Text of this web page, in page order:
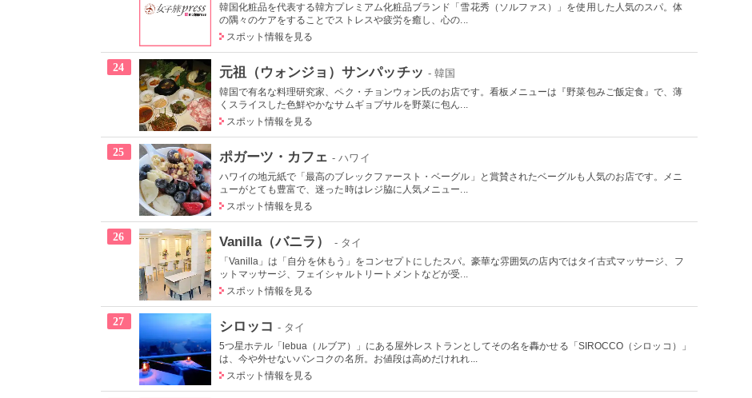
韓国化粧品を代表する韓方プレミアム化粧品ブランド「雪花秀（ソルファス）」を使用した人気のスパ。体
の隅々のケアをすることでストレスや疲労を癒し、心の...
スポット情報を見る
24 元祖（ウォンジョ）サンパッチッ - 韓国
韓国で有名な料理研究家、ペク・チョンウォン氏のお店です。看板メニューは『野菜包みご飯定食』で、薄
くスライスした色鮮やかなサムギョプサルを野菜に包ん...
スポット情報を見る
25 ポガーツ・カフェ - ハワイ
ハワイの地元紙で「最高のブレックファースト・ベーグル」と賞賛されたベーグルも人気のお店です。メニ
ューがとても豊富で、迷った時はレジ脇に人気メニュー...
スポット情報を見る
26 Vanilla（バニラ） - タイ
「Vanilla」は「自分を休もう」をコンセプトにしたスパ。豪華な雰囲気の店内ではタイ古式マッサージ、フ
ットマッサージ、フェイシャルトリートメントなどが受...
スポット情報を見る
27 シロッコ - タイ
5つ星ホテル「lebua（ルブア）」にある屋外レストランとしてその名を轟かせる「SIROCCO（シロッコ）」
は、今や外せないバンコクの名所。お値段は高めだけれれ...
スポット情報を見る